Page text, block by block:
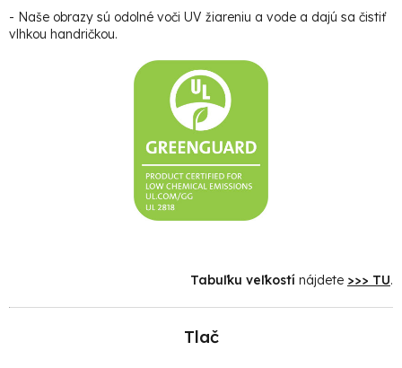
- Naše obrazy sú odolné voči UV žiareniu a vode a dajú sa čistiť
vlhkou handričkou.
Tabuľku veľkostí nájdete >>> TU.
Tlač